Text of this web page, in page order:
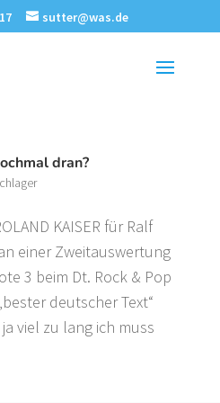
sutter@was.de
dran?
KAISER für Ralf
einer Zweitauswertung
3 beim Dt. Rock & Pop
deutscher Text“
ja viel zu lang ich muss